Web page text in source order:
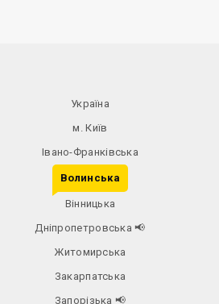
Україна
м. Київ
Івано-Франківська
Волинська
Вінницька
Дніпропетровська📢
Житомирська
Закарпатська
Запорізька 📢